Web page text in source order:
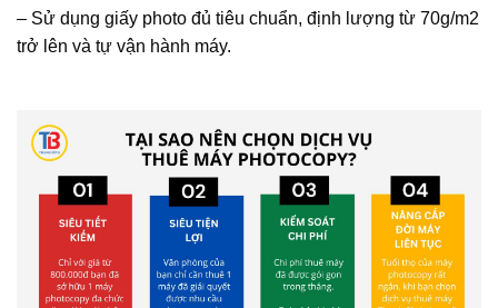
– Sử dụng giấy photo đủ tiêu chuẩn, định lượng từ 70g/m2
trở lên và tự vận hành máy.